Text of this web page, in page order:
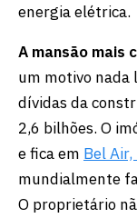
energia elétrica.
A mansão mais
um motivo nada
dívidas da
2,6 bilhões. O
e fica em Bel Air,
mundialmente
O proprietário